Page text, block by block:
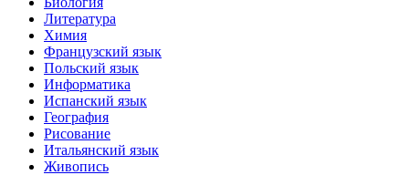
Литература
Химия
Французский язык
Польский язык
Информатика
Испанский язык
География
Рисование
Итальянский язык
Живопись